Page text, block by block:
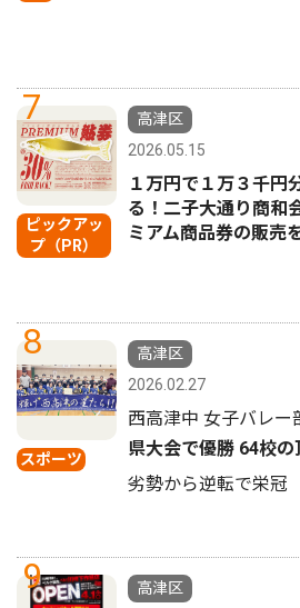
7
ピックアッ
プ（PR）
高津区
2026.05.15
１万円で１万３千円
る！二子大通り商和
ミアム商品券の販売
8
スポーツ
高津区
2026.02.27
西高津中 女子バレー
県大会で優勝 64校の
劣勢から逆転で栄冠
9
高津区